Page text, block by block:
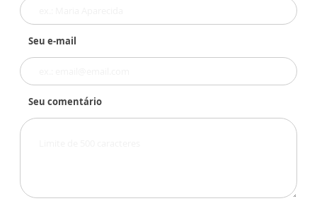
Seu e-mail
Seu comentário